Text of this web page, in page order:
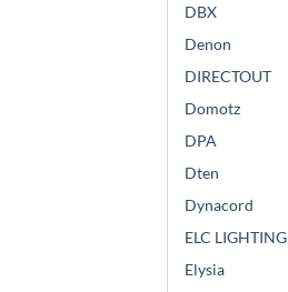
DBX
Denon
DIRECTOUT
Domotz
DPA
Dten
Dynacord
ELC LIGHTING
Elysia